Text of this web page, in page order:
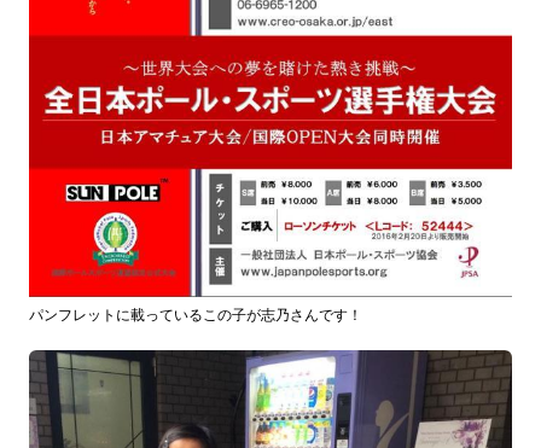
パンフレットに載っているこの子が志乃さんです！